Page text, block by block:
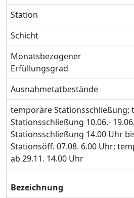
Station
Schicht
Monatsbezogener
Erfüllungsgrad
Ausnahmetatbestände
temporäre Stationsschließung;
Stationsschließung 10.06.-
Stationsschließung 14.00 Uhr
Stationsöff. 07.08. 6.00 Uhr;
ab 29.11. 14.00 Uhr
Bezeichnung